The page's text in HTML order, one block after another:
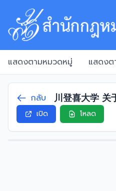
แสดงตามหมวดหมู่ แสดงต
กลับ
川登喜大学 关
学位国际商务
向） 留学生学
เปิด โหลด